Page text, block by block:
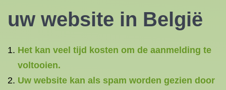
uw website in België
Het kan veel tijd kosten om de aanmelding te
voltooien.
Uw website kan als spam worden gezien door